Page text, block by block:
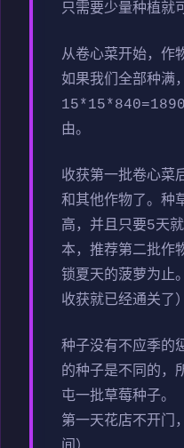
只需要少量种植就
从卷心菜开始，作
如果我们全部种满
由。
收获第一批卷心菜
和其他作物了。种
高，并且只要5天
本，推荐第二批作
锁夏天的菠萝为止
收获就已经通关了）
种子没有不应季的
的种子是不同的，
屯一批草莓种子。
第一天花店不开门